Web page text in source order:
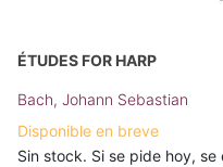
ÉTUDES FOR HARP
Bach, Johann Sebastian
Disponible en breve
Sin stock. Si se pide hoy,